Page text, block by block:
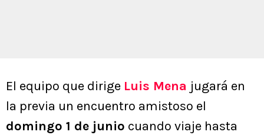
El equipo que dirige Luis Mena jugará en
la previa un encuentro amistoso el
domingo 1 de junio cuando viaje hasta